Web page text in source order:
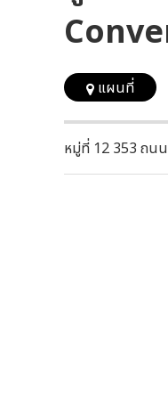
แผนที่
หมู่ที่ 12 353 ถนน